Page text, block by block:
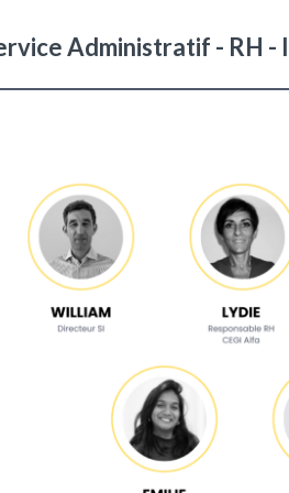
Administratif - RH